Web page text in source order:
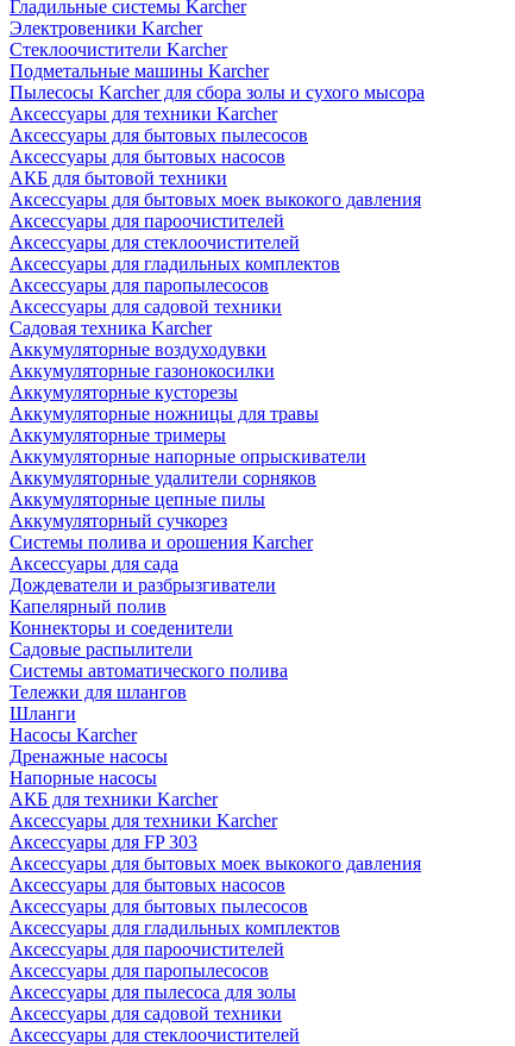
Гладильные системы Karcher
Электровеники Karcher
Стеклоочистители Karcher
Подметальные машины Karcher
Пылесосы Karcher для сбора золы и сухого мысора
Аксессуары для техники Karcher
Аксессуары для бытовых пылесосов
Аксессуары для бытовых насосов
АКБ для бытовой техники
Аксессуары для бытовых моек выкокого давления
Аксессуары для пароочистителей
Аксессуары для стеклоочистителей
Аксессуары для гладильных комплектов
Аксессуары для паропылесосов
Аксессуары для садовой техники
Садовая техника Karcher
Аккумуляторные воздуходувки
Аккумуляторные газонокосилки
Аккумуляторные кусторезы
Аккумуляторные ножницы для травы
Аккумуляторные тримеры
Аккумуляторные напорные опрыскиватели
Аккумуляторные удалители сорняков
Аккумуляторные цепные пилы
Аккумуляторный сучкорез
Системы полива и орошения Karcher
Аксессуары для сада
Дождеватели и разбрызгиватели
Капелярный полив
Коннекторы и соеденители
Садовые распылители
Системы автоматического полива
Тележки для шлангов
Шланги
Насосы Karcher
Дренажные насосы
Напорные насосы
АКБ для техники Karcher
Аксессуары для техники Karcher
Аксессуары для FP 303
Аксессуары для бытовых моек выкокого давления
Аксессуары для бытовых насосов
Аксессуары для бытовых пылесосов
Аксессуары для гладильных комплектов
Аксессуары для пароочистителей
Аксессуары для паропылесосов
Аксессуары для пылесоса для золы
Аксессуары для садовой техники
Аксессуары для стеклоочистителей